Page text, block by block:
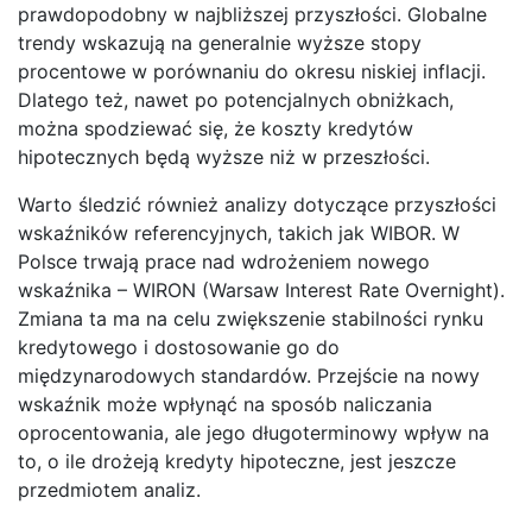
prawdopodobny w najbliższej przyszłości. Globalne
trendy wskazują na generalnie wyższe stopy
procentowe w porównaniu do okresu niskiej inflacji.
Dlatego też, nawet po potencjalnych obniżkach,
można spodziewać się, że koszty kredytów
hipotecznych będą wyższe niż w przeszłości.
Warto śledzić również analizy dotyczące przyszłości
wskaźników referencyjnych, takich jak WIBOR. W
Polsce trwają prace nad wdrożeniem nowego
wskaźnika – WIRON (Warsaw Interest Rate Overnight).
Zmiana ta ma na celu zwiększenie stabilności rynku
kredytowego i dostosowanie go do
międzynarodowych standardów. Przejście na nowy
wskaźnik może wpłynąć na sposób naliczania
oprocentowania, ale jego długoterminowy wpływ na
to, o ile drożeją kredyty hipoteczne, jest jeszcze
przedmiotem analiz.